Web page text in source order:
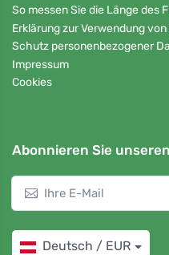
So messen Sie die Länge des
Erklärung zur Verwendung von
Schutz personenbezogener
Impressum
Cookies
Abonnieren Sie
Deutsch / EUR